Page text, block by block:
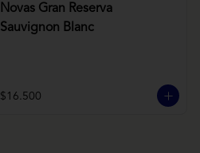
Novas Gran Reserva
Sauvignon Blanc
$16.500